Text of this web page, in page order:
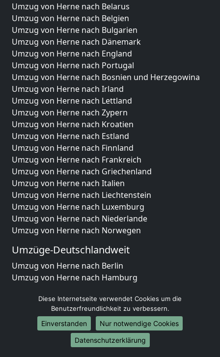
Umzug von Herne nach Belarus
Umzug von Herne nach Belgien
Umzug von Herne nach Bulgarien
Umzug von Herne nach Dänemark
Umzug von Herne nach England
Umzug von Herne nach Portugal
Umzug von Herne nach Bosnien und Herzegowina
Umzug von Herne nach Irland
Umzug von Herne nach Lettland
Umzug von Herne nach Zypern
Umzug von Herne nach Kroatien
Umzug von Herne nach Estland
Umzug von Herne nach Finnland
Umzug von Herne nach Frankreich
Umzug von Herne nach Griechenland
Umzug von Herne nach Italien
Umzug von Herne nach Liechtenstein
Umzug von Herne nach Luxemburg
Umzug von Herne nach Niederlande
Umzug von Herne nach Norwegen
Umzüge-Deutschlandweit
Umzug von Herne nach Berlin
Umzug von Herne nach Hamburg
Umzug von Herne nach Köln
Umzug von Herne nach Frankfurt am Main
Umzug von Herne nach Stuttgart
Umzug von Herne nach Düsseldorf
Umzug von Herne nach Leipzig
Diese Internetseite verwendet Cookies um die
Benutzerfreundlichkeit zu verbessern.
Einverstanden
Nur notwendige Cookies
Datenschutzerklärung